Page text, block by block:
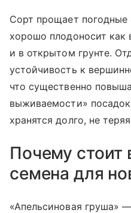
Сорт прощает
хорошо плодоносит как
и в открытом грунте.
устойчивость к
что существенно
выживаемости»
хранятся долго, не
Почему стоит
семена для
«Апельсиновая груша»